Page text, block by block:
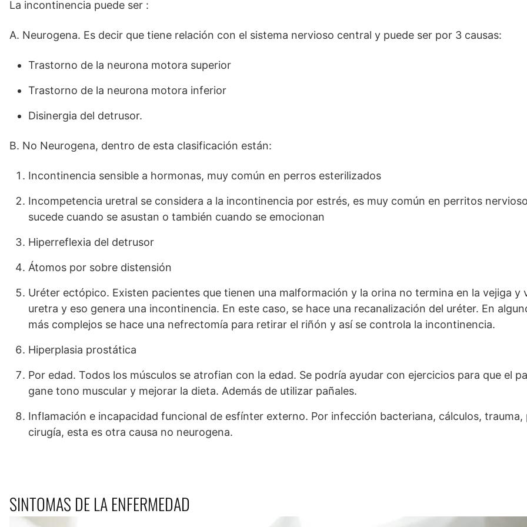
La incontinencia puede ser :
A. Neurogena. Es decir que tiene relación con el sistema nervioso central y puede ser por 3 causas:
Trastorno de la neurona motora superior
Trastorno de la neurona motora inferior
Disinergia del detrusor.
B. No Neurogena, dentro de esta clasificación están:
Incontinencia sensible a hormonas, muy común en perros esterilizados
Incompetencia uretral se considera a la incontinencia por estrés, es muy común en perritos
sucede cuando se asustan o también cuando se emocionan
Hiperreflexia del detrusor
Átomos por sobre distensión
Uréter ectópico. Existen pacientes que tienen una malformación y la orina no termina en la vejiga y
uretra y eso genera una incontinencia. En este caso, se hace una recanalización del uréter. En
más complejos se hace una nefrectomía para retirar el riñón y así se controla la incontinencia.
Hiperplasia prostática
Por edad. Todos los músculos se atrofian con la edad. Se podría ayudar con ejercicios para que el
gane tono muscular y mejorar la dieta. Además de utilizar pañales.
Inflamación e incapacidad funcional de esfínter externo. Por infección bacteriana, cálculos, trauma,
cirugía, esta es otra causa no neurogena.
SINTOMAS DE LA ENFERMEDAD